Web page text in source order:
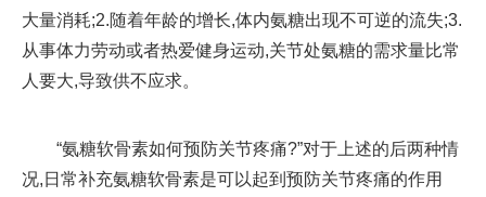
大量消耗;2.随着年龄的增长,体内氨糖出现不可逆的流失;3.
从事体力劳动或者热爱健身运动,关节处氨糖的需求量比常
人要大,导致供不应求。
“氨糖软骨素如何预防关节疼痛?”对于上述的后两种情
况,日常补充氨糖软骨素是可以起到预防关节疼痛的作用